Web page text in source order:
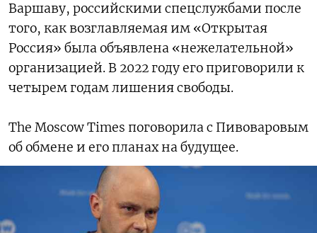
Варшаву, российскими спецслужбами после
того, как возглавляемая им «Открытая
Россия» была объявлена «нежелательной»
организацией. В 2022 году его приговорили к
четырем годам лишения свободы.
The Moscow Times поговорила с Пивоваровым
об обмене и его планах на будущее.